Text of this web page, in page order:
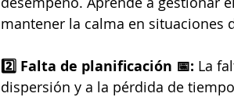
mantener la calma en situaciones
2️⃣ Falta de planificación 📅: La
dispersión y a la pérdida de